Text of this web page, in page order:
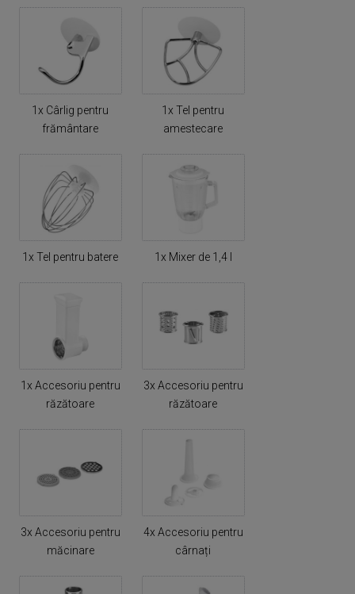
1x Cârlig pentru
frământare
1x Tel pentru
amestecare
1x Tel pentru batere 1x Mixer de 1,4 l
1x Accesoriu pentru
răzătoare
3x Accesoriu pentru
răzătoare
3x Accesoriu pentru
măcinare
4x Accesoriu pentru
cârnați